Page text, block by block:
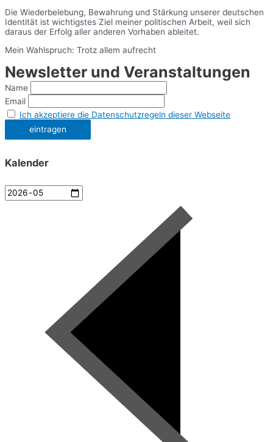
Die Wiederbelebung, Bewahrung und Stärkung unserer deutschen
Identität ist wichtigstes Ziel meiner politischen Arbeit, weil sich
daraus der Erfolg aller anderen Vorhaben ableitet.
Mein Wahlspruch: Trotz allem aufrecht
Newsletter und Veranstaltungen
Name
Email
Ich akzeptiere die Datenschutzregeln dieser Webseite
Kalender